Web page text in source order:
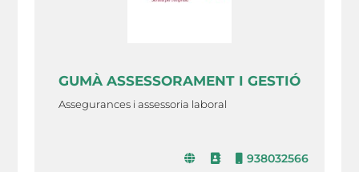
GUMÀ ASSESSORAMENT I GESTIÓ
Assegurances i assessoria laboral
938032566